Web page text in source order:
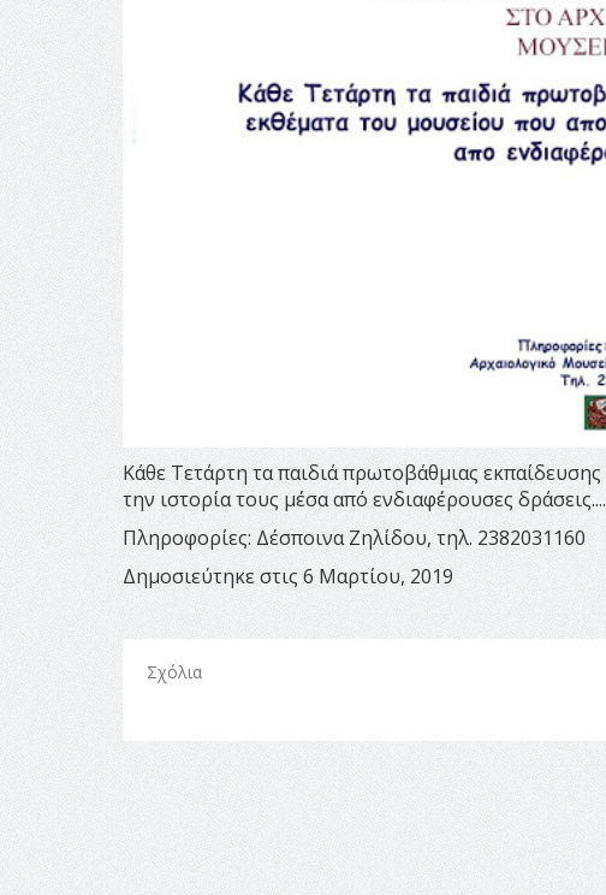
Κάθε Τετάρτη τα παιδιά πρωτοβάθμιας
την ιστορία τους μέσα από ενδιαφέρουσες δράσεις....
Πληροφορίες: Δέσποινα Ζηλίδου, τηλ. 2382031160
Δημοσιεύτηκε στις 6 Μαρτίου, 2019
Σχόλια